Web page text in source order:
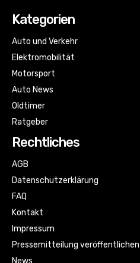
Kategorien
Auto und Verkehr
Elektromobilität
Motorsport
Auto News
Oldtimer
Ratgeber
Rechtliches
AGB
Datenschutzerklärung
FAQ
Kontakt
Impressum
Pressemitteilung veröffentlichen
News